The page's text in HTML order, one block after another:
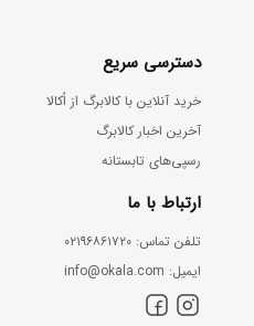
دسترسی سریع
خرید آنلاین با کالابرگ از اُکالا
آخرین اخبار کالابرگ
رسپی‌های تابستانه
ارتباط با ما
ﺗﻠﻔﻦ ﺗﻤﺎس: ۰۲۱۹۶۸۶۱۷۲۰
اﯾﻤﯿﻞ: info@okala.com